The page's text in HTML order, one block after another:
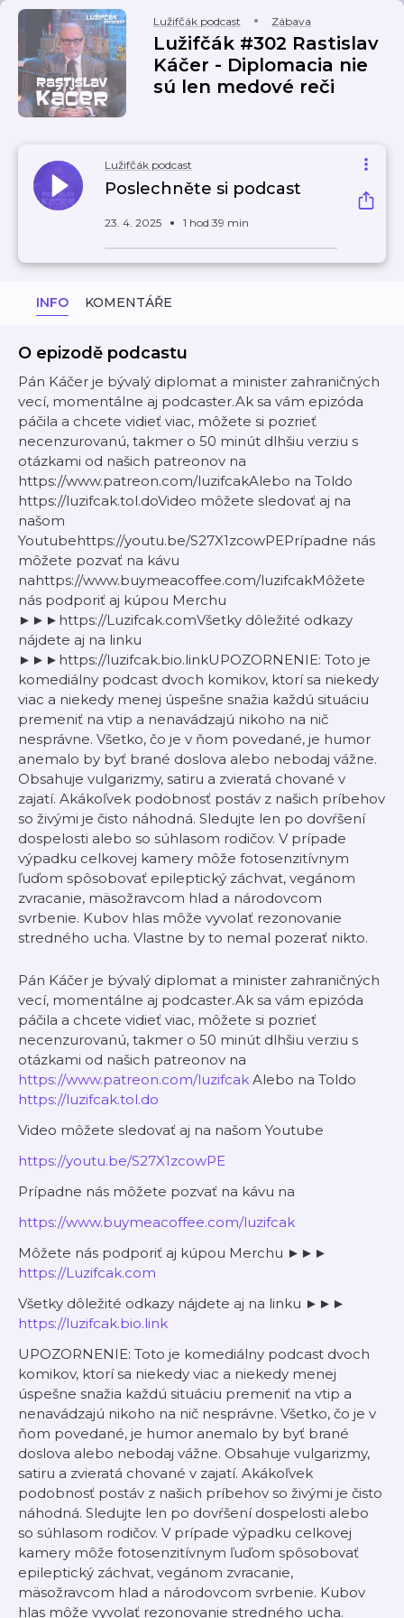
Lužifčák podcast Zábava
Lužifčák #302 Rastislav
Káčer - Diplomacia nie
sú len medové reči
Lužifčák podcast
Poslechněte si podcast
23. 4. 2025 1 hod 39 min
INFO KOMENTÁŘE
O epizodě podcastu
Pán Káčer je bývalý diplomat a minister zahraničných
vecí, momentálne aj podcaster.Ak sa vám epizóda
páčila a chcete vidieť viac, môžete si pozrieť
necenzurovanú, takmer o 50 minút dlhšiu verziu s
otázkami od našich patreonov na
https://www.patreon.com/luzifcakAlebo na Toldo
https://luzifcak.tol.doVideo môžete sledovať aj na
našom
Youtubehttps://youtu.be/S27X1zcowPEPrípadne nás
môžete pozvať na kávu
na⁠⁠⁠⁠⁠⁠⁠⁠⁠⁠⁠⁠⁠⁠⁠⁠⁠⁠⁠⁠⁠⁠⁠⁠⁠⁠⁠⁠⁠⁠⁠⁠⁠⁠⁠⁠⁠⁠⁠⁠⁠⁠⁠⁠⁠⁠⁠⁠⁠⁠⁠⁠⁠⁠⁠⁠⁠⁠⁠⁠⁠⁠⁠⁠⁠⁠⁠⁠⁠⁠⁠⁠⁠⁠⁠⁠⁠⁠https://www.buymeacoffee.com/luzifcak⁠⁠⁠⁠⁠⁠⁠⁠⁠⁠⁠⁠⁠⁠⁠⁠⁠⁠⁠⁠⁠⁠⁠⁠⁠⁠⁠⁠⁠⁠⁠⁠⁠⁠⁠⁠⁠⁠⁠⁠⁠⁠⁠⁠⁠⁠⁠⁠⁠⁠⁠⁠⁠⁠⁠⁠⁠⁠⁠⁠⁠⁠⁠⁠⁠⁠⁠⁠⁠⁠⁠⁠⁠⁠⁠⁠⁠⁠Môžete
nás podporiť aj kúpou Merchu
►►►⁠⁠⁠⁠⁠⁠⁠⁠⁠⁠⁠⁠⁠⁠⁠⁠⁠⁠⁠⁠⁠⁠⁠⁠⁠⁠⁠⁠⁠⁠⁠⁠⁠⁠⁠⁠⁠⁠⁠⁠⁠⁠⁠⁠⁠⁠⁠⁠⁠⁠⁠⁠⁠⁠⁠⁠⁠⁠⁠⁠⁠⁠⁠⁠⁠⁠⁠⁠⁠⁠⁠⁠⁠⁠⁠⁠⁠⁠https://Luzifcak.com⁠⁠⁠⁠⁠⁠⁠⁠⁠⁠⁠⁠⁠⁠⁠⁠⁠⁠⁠⁠⁠⁠⁠⁠⁠⁠⁠⁠⁠⁠⁠⁠⁠⁠⁠⁠⁠⁠⁠⁠⁠⁠⁠⁠⁠⁠⁠⁠⁠⁠⁠⁠⁠⁠⁠⁠⁠⁠⁠⁠⁠⁠⁠⁠⁠⁠⁠⁠⁠⁠⁠⁠⁠⁠⁠⁠⁠⁠Všetky dôležité odkazy
nájdete aj na linku
►►►⁠⁠⁠⁠⁠⁠⁠⁠⁠⁠⁠⁠⁠⁠⁠⁠⁠⁠⁠⁠⁠⁠⁠⁠⁠⁠⁠⁠⁠⁠⁠⁠⁠⁠⁠⁠⁠⁠⁠⁠⁠⁠⁠⁠⁠⁠⁠⁠⁠⁠⁠⁠⁠⁠⁠⁠⁠⁠⁠⁠⁠⁠⁠⁠⁠⁠⁠⁠⁠⁠⁠⁠⁠⁠⁠⁠⁠⁠https://luzifcak.bio.link⁠⁠⁠⁠⁠⁠⁠⁠⁠⁠⁠⁠⁠⁠⁠⁠⁠⁠⁠⁠⁠⁠⁠⁠⁠⁠⁠⁠⁠⁠⁠⁠⁠⁠⁠⁠⁠⁠⁠⁠⁠⁠⁠⁠⁠⁠⁠⁠⁠⁠⁠⁠⁠⁠⁠⁠⁠⁠⁠⁠⁠⁠⁠⁠⁠⁠⁠⁠⁠⁠⁠⁠⁠⁠⁠⁠⁠⁠UPOZORNENIE: Toto je
komediálny podcast dvoch komikov, ktorí sa niekedy
viac a niekedy menej úspešne snažia každú situáciu
premeniť na vtip a nenavádzajú nikoho na nič
nesprávne. Všetko, čo je v ňom povedané, je humor
anemalo by byť brané doslova alebo nebodaj vážne.
Obsahuje vulgarizmy, satiru a zvieratá chované v
zajatí. Akákoľvek podobnosť postáv z našich príbehov
so živými je čisto náhodná. Sledujte len po dovŕšení
dospelosti alebo so súhlasom rodičov. V prípade
výpadku celkovej kamery môže fotosenzitívnym
ľuďom spôsobovať epileptický záchvat, vegánom
zvracanie, mäsožravcom hlad a národovcom
svrbenie. Kubov hlas môže vyvolať rezonovanie
stredného ucha. Vlastne by to nemal pozerať nikto.
Pán Káčer je bývalý diplomat a minister zahraničných
vecí, momentálne aj podcaster.Ak sa vám epizóda
páčila a chcete vidieť viac, môžete si pozrieť
necenzurovanú, takmer o 50 minút dlhšiu verziu s
otázkami od našich patreonov na
https://www.patreon.com/luzifcak Alebo na Toldo
https://luzifcak.tol.do
Video môžete sledovať aj na našom Youtube
https://youtu.be/S27X1zcowPE
Prípadne nás môžete pozvať na kávu na
⁠⁠⁠⁠⁠⁠⁠⁠⁠⁠⁠⁠⁠⁠⁠⁠⁠⁠⁠⁠⁠⁠⁠⁠⁠⁠⁠⁠⁠⁠⁠⁠⁠⁠⁠⁠⁠⁠⁠⁠⁠⁠⁠⁠⁠⁠⁠⁠⁠⁠⁠⁠⁠⁠⁠⁠⁠⁠⁠⁠⁠⁠⁠⁠⁠⁠⁠⁠⁠⁠⁠⁠⁠⁠⁠⁠⁠⁠https://www.buymeacoffee.com/luzifcak⁠⁠⁠⁠⁠⁠⁠⁠⁠⁠⁠⁠⁠⁠⁠⁠⁠⁠⁠⁠⁠⁠⁠⁠⁠⁠⁠⁠⁠⁠⁠⁠⁠⁠⁠⁠⁠⁠⁠⁠⁠⁠⁠⁠⁠⁠⁠⁠⁠⁠⁠⁠⁠⁠⁠⁠⁠⁠⁠⁠⁠⁠⁠⁠⁠⁠⁠⁠⁠⁠⁠⁠⁠⁠⁠⁠⁠⁠
Môžete nás podporiť aj kúpou Merchu ►►►
⁠⁠⁠⁠⁠⁠⁠⁠⁠⁠⁠⁠⁠⁠⁠⁠⁠⁠⁠⁠⁠⁠⁠⁠⁠⁠⁠⁠⁠⁠⁠⁠⁠⁠⁠⁠⁠⁠⁠⁠⁠⁠⁠⁠⁠⁠⁠⁠⁠⁠⁠⁠⁠⁠⁠⁠⁠⁠⁠⁠⁠⁠⁠⁠⁠⁠⁠⁠⁠⁠⁠⁠⁠⁠⁠⁠⁠⁠https://Luzifcak.com⁠⁠⁠⁠⁠⁠⁠⁠⁠⁠⁠⁠⁠⁠⁠⁠⁠⁠⁠⁠⁠⁠⁠⁠⁠⁠⁠⁠⁠⁠⁠⁠⁠⁠⁠⁠⁠⁠⁠⁠⁠⁠⁠⁠⁠⁠⁠⁠⁠⁠⁠⁠⁠⁠⁠⁠⁠⁠⁠⁠⁠⁠⁠⁠⁠⁠⁠⁠⁠⁠⁠⁠⁠⁠⁠⁠⁠⁠
Všetky dôležité odkazy nájdete aj na linku ►►►
⁠⁠⁠⁠⁠⁠⁠⁠⁠⁠⁠⁠⁠⁠⁠⁠⁠⁠⁠⁠⁠⁠⁠⁠⁠⁠⁠⁠⁠⁠⁠⁠⁠⁠⁠⁠⁠⁠⁠⁠⁠⁠⁠⁠⁠⁠⁠⁠⁠⁠⁠⁠⁠⁠⁠⁠⁠⁠⁠⁠⁠⁠⁠⁠⁠⁠⁠⁠⁠⁠⁠⁠⁠⁠⁠⁠⁠⁠https://luzifcak.bio.link⁠⁠⁠⁠⁠⁠⁠⁠⁠⁠⁠⁠⁠⁠⁠⁠⁠⁠⁠⁠⁠⁠⁠⁠⁠⁠⁠⁠⁠⁠⁠⁠⁠⁠⁠⁠⁠⁠⁠⁠⁠⁠⁠⁠⁠⁠⁠⁠⁠⁠⁠⁠⁠⁠⁠⁠⁠⁠⁠⁠⁠⁠⁠⁠⁠⁠⁠⁠⁠⁠⁠⁠⁠⁠⁠⁠⁠⁠
UPOZORNENIE: Toto je komediálny podcast dvoch
komikov, ktorí sa niekedy viac a niekedy menej
úspešne snažia každú situáciu premeniť na vtip a
nenavádzajú nikoho na nič nesprávne. Všetko, čo je v
ňom povedané, je humor anemalo by byť brané
doslova alebo nebodaj vážne. Obsahuje vulgarizmy,
satiru a zvieratá chované v zajatí. Akákoľvek
podobnosť postáv z našich príbehov so živými je čisto
náhodná. Sledujte len po dovŕšení dospelosti alebo
so súhlasom rodičov. V prípade výpadku celkovej
kamery môže fotosenzitívnym ľuďom spôsobovať
epileptický záchvat, vegánom zvracanie,
mäsožravcom hlad a národovcom svrbenie. Kubov
hlas môže vyvolať rezonovanie stredného ucha.